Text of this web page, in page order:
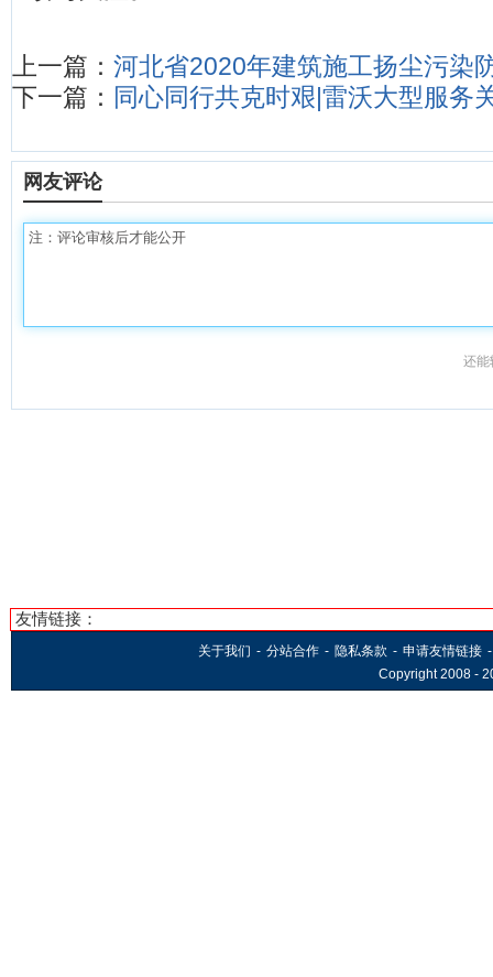
上一篇： 河北省2020年建筑施工扬尘污染
下一篇： 同心同行共克时艰|雷沃大型服务
网友评论
还能
友情链接：
关于我们 - 分站合作 - 隐私条款 - 申请友情链接 -
Copyright 2008 -